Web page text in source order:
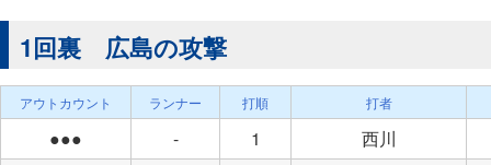
1回裏 広島の攻撃
アウトカウント ランナー 打順 打者
●●● - 1
西川